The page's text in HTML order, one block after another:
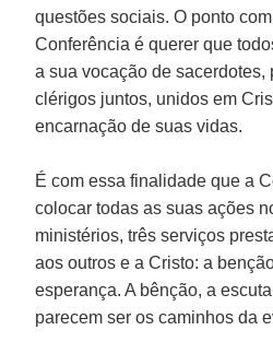
questões sociais. O ponto
Conferência é querer que
a sua vocação de sacerdotes,
clérigos juntos, unidos em
encarnação de suas vidas.
É com essa finalidade que a
colocar todas as suas ações
ministérios, três serviços
aos outros e a Cristo: a
esperança. A bênção, a
parecem ser os caminhos da